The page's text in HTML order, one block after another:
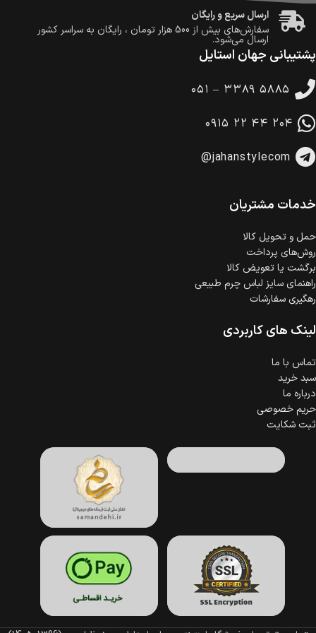
ارسال سریع و رایگان
سفارش‌های بیش از 500 هزار تومان ، رایگان به سراسر کشور
ارسال می‌شود.
ضمانت بازگشت کالا
در هنگام خرید محصول، امکان انتخاب پرداخت در محل
وجود دارد.
خرید اقساطی با شرایط آسان و بدون ضامن امکان‌پذیر
است.
گارانتی معتبر برای تمامی محصولات ارائه می‌شود.
پشتیبانی جهان استایل
۰۵۱ – ۳۳۸۹ ۵۸۸۵
۰۹۱۵ ۲۲ ۴۴ ۲۰۴
@jahanstylecom
خدمات مشتریان
حمل‌ و تحویل کالا
روش‌های پرداخت
برگشت یا تعویض کالا
راهنمای سایز لباس چرم طبیعی
رهگیری سفارشات
لینک های کاربردی
تماس با ما
سبد خرید
درباره ما
حریم خصوصی
ثبت شکایت